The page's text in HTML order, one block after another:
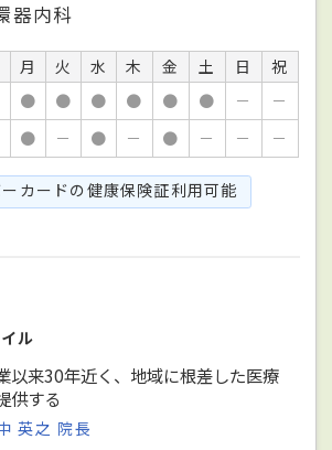
器内科
月 火 水 木 金 土 日
祝
● ● ● ● ● ● －
－
● － ● － ● － － －
カードの健康保険証利用可能
ル
以来30年近く、地域に根差した医療
供する
英之 院長